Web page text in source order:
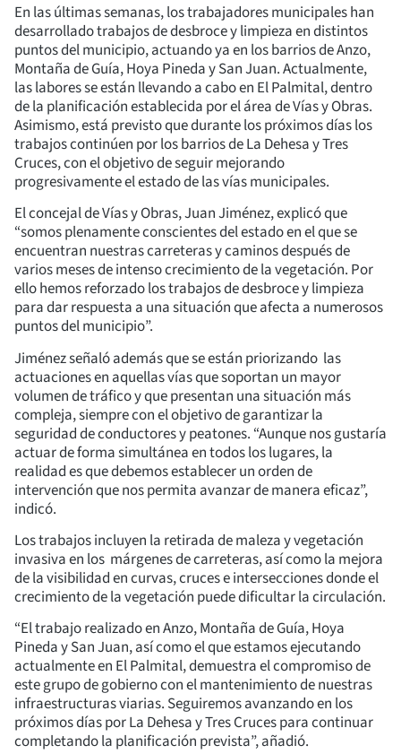
En las últimas semanas, los trabajadores municipales han
desarrollado trabajos de desbroce y limpieza en distintos
puntos del municipio, actuando ya en los barrios de Anzo,
Montaña de Guía, Hoya Pineda y San Juan. Actualmente,
las labores se están llevando a cabo en El Palmital, dentro
de la planificación establecida por el área de Vías y Obras.
Asimismo, está previsto que durante los próximos días los
trabajos continúen por los barrios de La Dehesa y Tres
Cruces, con el objetivo de seguir mejorando
progresivamente el estado de las vías municipales.
El concejal de Vías y Obras, Juan Jiménez, explicó que
“somos plenamente conscientes del estado en el que se
encuentran nuestras carreteras y caminos después de
varios meses de intenso crecimiento de la vegetación. Por
ello hemos reforzado los trabajos de desbroce y limpieza
para dar respuesta a una situación que afecta a numerosos
puntos del municipio”.
Jiménez señaló además que se están priorizando las
actuaciones en aquellas vías que soportan un mayor
volumen de tráfico y que presentan una situación más
compleja, siempre con el objetivo de garantizar la
seguridad de conductores y peatones. “Aunque nos gustaría
actuar de forma simultánea en todos los lugares, la
realidad es que debemos establecer un orden de
intervención que nos permita avanzar de manera eficaz”,
indicó.
Los trabajos incluyen la retirada de maleza y vegetación
invasiva en los márgenes de carreteras, así como la mejora
de la visibilidad en curvas, cruces e intersecciones donde el
crecimiento de la vegetación puede dificultar la circulación.
“El trabajo realizado en Anzo, Montaña de Guía, Hoya
Pineda y San Juan, así como el que estamos ejecutando
actualmente en El Palmital, demuestra el compromiso de
este grupo de gobierno con el mantenimiento de nuestras
infraestructuras viarias. Seguiremos avanzando en los
próximos días por La Dehesa y Tres Cruces para continuar
completando la planificación prevista”, añadió.